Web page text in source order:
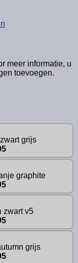
meer informatie, u
toevoegen.
grijs
graphite
zwart v5
grijs